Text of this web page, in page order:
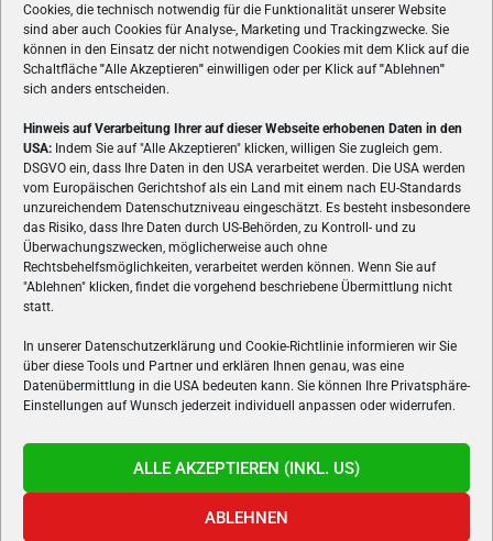
Cookies, die technisch notwendig für die Funktionalität unserer Website
sind aber auch Cookies für Analyse-, Marketing und Trackingzwecke. Sie
können in den Einsatz der nicht notwendigen Cookies mit dem Klick auf die
Schaltfläche "Alle Akzeptieren" einwilligen oder per Klick auf"Ablehnen"
sich anders entscheiden.
Hinweis auf Verarbeitung Ihrer auf dieser Webseite erhobenen Daten in den
USA: Indem Sie auf "Alle Akzeptieren" klicken, willigen Sie zugleich gem.
DSGVO ein, dass Ihre Daten in den USA verarbeitet werden. Die USA werden
vom Europäischen Gerichtshof als ein Land mit einem nach EU-Standards
unzureichendem Datenschutzniveau eingeschätzt. Es besteht insbesondere
das Risiko, dass Ihre Daten durch US-Behörden, zu Kontroll- und zu
Überwachungszwecken, möglicherweise auch ohne
Rechtsbehelfsmöglichkeiten, verarbeitet werden können. Wenn Sie auf
"Ablehnen" klicken, findet die vorgehend beschriebene Übermittlung nicht
statt.
In unserer Datenschutzerklärung und Cookie-Richtlinie informieren wir Sie
über diese Tools und Partner und erklären Ihnen genau, was eine
Datenübermittlung in die USA bedeuten kann. Sie können Ihre Privatsphäre-
Einstellungen auf Wunsch jederzeit individuell anpassen oder widerrufen.
ALLE AKZEPTIEREN (INKL. US)
ABLEHNEN
ÜBER UNS
VON GAMERN, FÜR GAMER! Gamers.at ist das älteste Online-
Spielemagazin Österreichs und bringt täglich aktuelle News,
Reviews und Videos zu PC- und Konsolenspielen, Gaming-
Hardware und aus der Welt des e-Sport's.
FOLGE UNS